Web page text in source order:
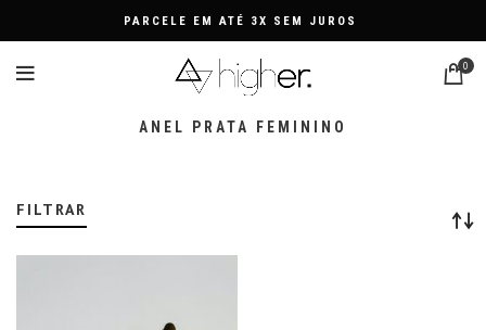
PARCELE EM ATÉ 3X SEM JUROS
0
ANEL PRATA FEMININO
FILTRAR